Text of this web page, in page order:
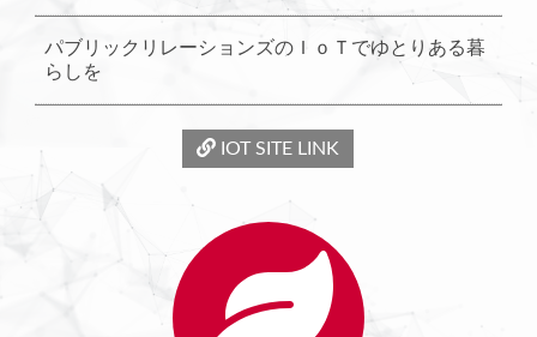
パブリックリレーションズのＩｏＴでゆとりある暮
らしを
IOT SITE LINK